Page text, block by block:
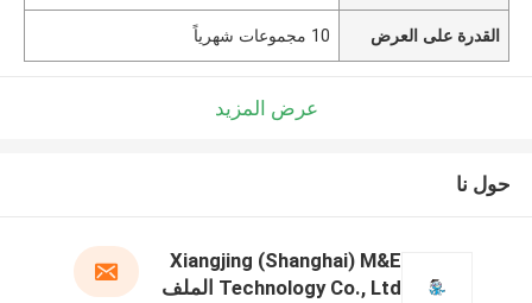
القدرة على العرض 10 مجموعات شهرياً
عرض المزيد
حول نا
Xiangjing (Shanghai) M&E
Technology Co., Ltd الملف